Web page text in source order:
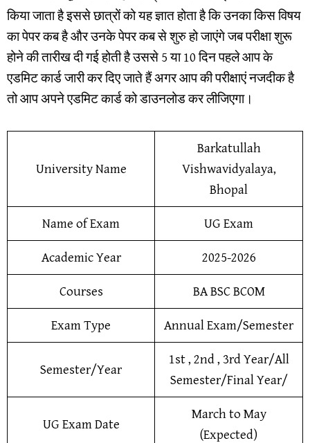
किया जाता है इससे छात्रों को यह ज्ञात होता है कि उनका किस विषय
का पेपर कब है और उनके पेपर कब से शुरु हो जाएंगे जब परीक्षा शुरू
होने की तारीख दी गई होती है उससे 5 या 10 दिन पहले आप के
एडमिट कार्ड जारी कर दिए जाते हैं अगर आप की परीक्षाएं नजदीक है
तो आप अपने एडमिट कार्ड को डाउनलोड कर लीजिएगा।
University Name
Barkatullah
Vishwavidyalaya,
Bhopal
Name of Exam UG Exam
Academic Year 2025-2026
Courses BA BSC BCOM
Exam Type Annual Exam/Semester
Semester/Year
1st , 2nd , 3rd Year/All
Semester/Final Year/
UG Exam Date
March to May
(Expected)